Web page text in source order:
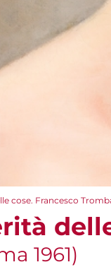
cose. Francesco
1961)